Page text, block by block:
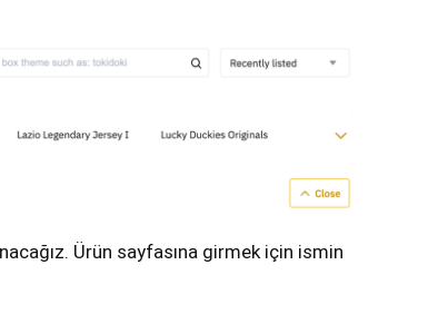
Ürün sayfasına girmek için ismin